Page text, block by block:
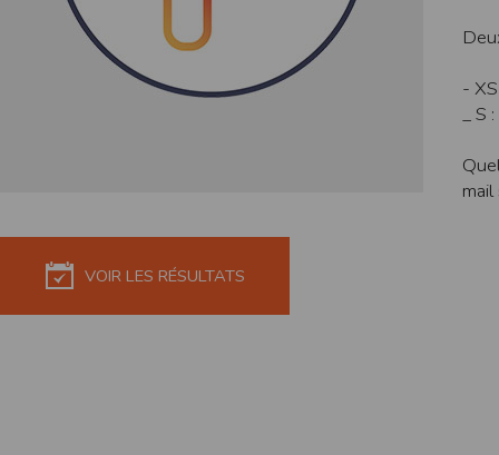
-
_ S
VOIR LES RÉSULTATS
La responsabilité de l’éditeur ne saurait
Par ailleurs, l’EDITEUR peut être amené
reconnaît et accepte que l’EDITEUR ne
Modification des conditions
L’EDITEUR n’assume aucune
L’utilisateur reconnaît que les données